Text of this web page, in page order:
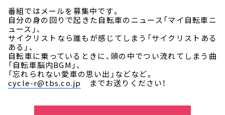
番組ではメールを募集中です。
自分の身の回りで起きた自転車のニュース「マイ自転車ニ
ュース」、
サイクリストなら誰もが感じてしまう「サイクリストある
ある」、
自転車に乗っているときに、頭の中でつい流れてしまう曲
「自転車脳内BGM」、
「忘れられない愛車の思い出」などなど。
cycle-r@tbs.co.jp
までお送りください！